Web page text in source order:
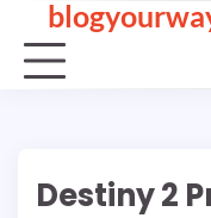
content
Destiny 2